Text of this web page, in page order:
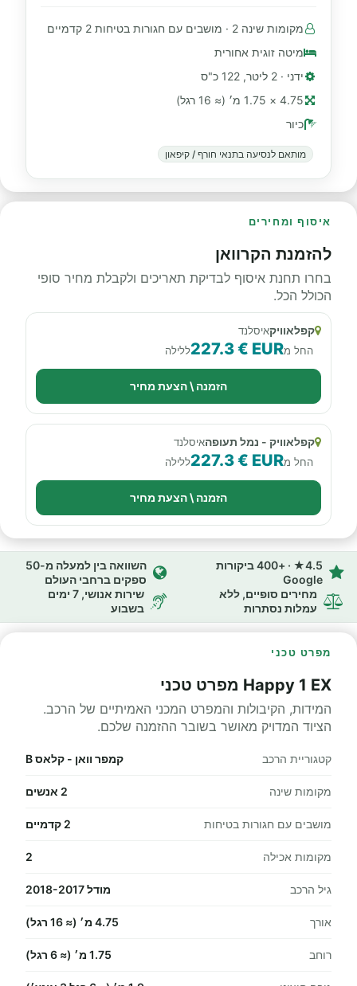
מקומות שינה 2 · מושבים עם חגורות בטיחות 2 קדמיים
מיטה זוגית אחורית
ידני · 2 ליטר, 122 כ"ס
4.75 × 1.75 מ׳ (≈ 16 רגל)
כיור
מותאם לנסיעה בתנאי חורף / קיפאון
איסוף ומחירים
להזמנת הקרוואן
בחרו תחנת איסוף לבדיקת תאריכים ולקבלת מחיר סופי
הכולל הכל.
קפלאוויקאיסלנד
החל מ227.3 € EURללילה
הזמנה \ הצעת מחיר
קפלאוויק - נמל תעופהאיסלנד
החל מ227.3 € EURללילה
הזמנה \ הצעת מחיר
4.5★ · +400 ביקורות
Google
השוואה בין למעלה מ-50
ספקים ברחבי העולם
מחירים סופיים, ללא
עמלות נסתרות
שירות אנושי, 7 ימים
בשבוע
מפרט טכני
Happy 1 EX מפרט טכני
המידות, הקיבולות והמפרט המכני האמיתיים של הרכב.
הציוד המדויק מאושר בשובר ההזמנה שלכם.
קטגוריית הרכב קמפר וואן - קלאס B
מקומות שינה 2 אנשים
מושבים עם חגורות בטיחות 2 קדמיים
מקומות אכילה 2
גיל הרכב מודל 2018-2017
אורך 4.75 מ׳ (≈ 16 רגל)
רוחב 1.75 מ׳ (≈ 6 רגל)